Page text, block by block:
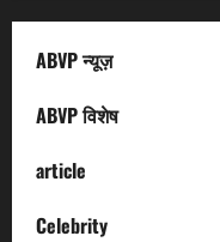
ABVP न्यूज़
ABVP विशेष
article
Celebrity